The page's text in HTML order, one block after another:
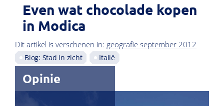
Even wat chocolade kopen
in Modica
Dit artikel is verschenen in: geografie september 2012
Blog: Stad in zicht Italië
Opinie